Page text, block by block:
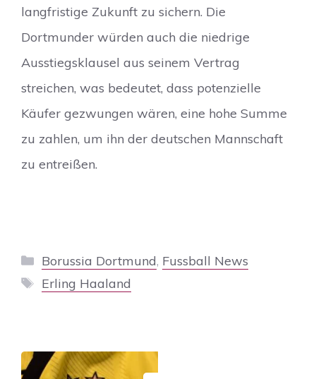
langfristige Zukunft zu sichern. Die
Dortmunder würden auch die niedrige
Ausstiegsklausel aus seinem Vertrag
streichen, was bedeutet, dass potenzielle
Käufer gezwungen wären, eine hohe Summe
zu zahlen, um ihn der deutschen Mannschaft
zu entreißen.
Kategorien
Borussia Dortmund, Fussball News
Schlagwörter
Erling Haaland